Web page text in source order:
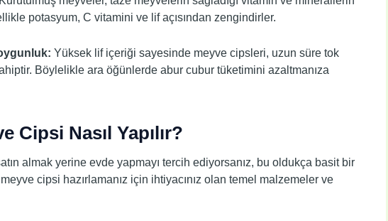
potasyum, C vitamini ve lif açısından zengindirler.
Yüksek lif içeriği sayesinde meyve cipsleri, uzun süre tok
Böylelikle ara öğünlerde abur cubur tüketimini azaltmanıza
Cipsi Nasıl Yapılır?
almak yerine evde yapmayı tercih ediyorsanız, bu oldukça basit bir
cipsi hazırlamanız için ihtiyacınız olan temel malzemeler ve